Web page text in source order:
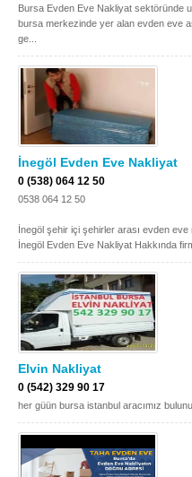
Bursa Evden Eve Nakliyat sektöründe
bursa merkezinde yer alan evden eve
ge...
İnegöl Evden Eve Nakliyat
0 (538) 064 12 50
0538 064 12 50
İnegöl şehir içi şehirler arası evden eve
İnegöl Evden Eve Nakliyat Hakkında
Elvin Nakliyat
0 (542) 329 90 17
her güün bursa istanbul aracımız